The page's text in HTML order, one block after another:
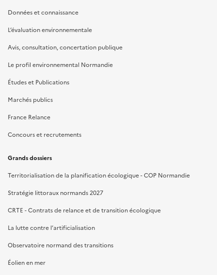
Données et connaissance
L’évaluation environnementale
Avis, consultation, concertation publique
Le profil environnemental Normandie
Études et Publications
Marchés publics
France Relance
Concours et recrutements
Grands dossiers
Territorialisation de la planification écologique - COP Normandie
Stratégie littoraux normands 2027
CRTE - Contrats de relance et de transition écologique
La lutte contre l’artificialisation
Observatoire normand des transitions
Éolien en mer